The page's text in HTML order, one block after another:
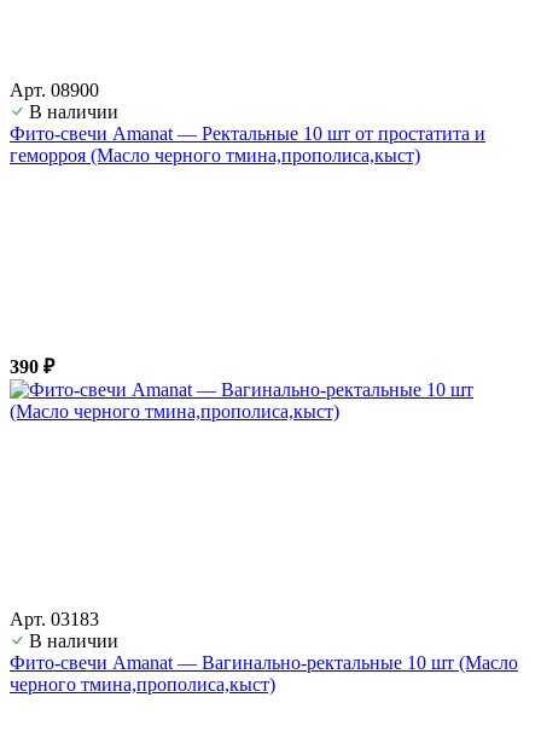
Арт. 08900
В наличии
Фито-свечи Amanat — Ректальные 10 шт от простатита и
геморроя (Масло черного тмина,прополиса,кыст)
390 ₽
Арт. 03183
В наличии
Фито-свечи Amanat — Вагинально-ректальные 10 шт (Масло
черного тмина,прополиса,кыст)